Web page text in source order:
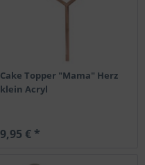
Cake Topper "Mama" Herz
klein Acryl
9,95 € *